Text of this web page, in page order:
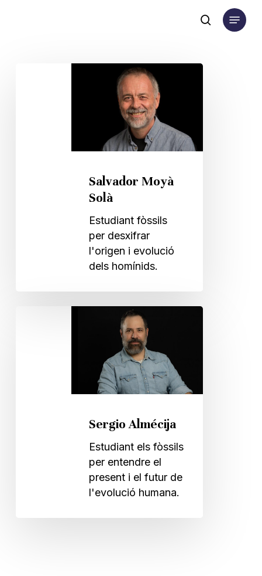
search
Menu
Salvador Moyà
Solà
Estudiant fòssils
per desxifrar
l'origen i evolució
dels homínids.
Sergio Almécija
Estudiant els fòssils
per entendre el
present i el futur de
l'evolució humana.